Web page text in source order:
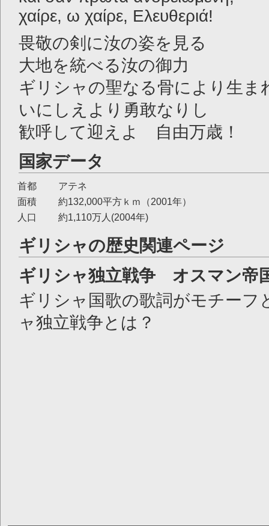
χαίρε, ω χαίρε, Ελευθεριά!
畏敬の剣に汝の姿を見る
大地を統べる汝の御力
ギリシャの聖なる骨により生ま
いにしえより勇敢なりし
歓呼して迎えよ 自由万歳！
国家データ
首都
アテネ
面積
約132,000平方ｋｍ（2001年）
人口
約1,110万人(2004年)
ギリシャの歴史関連ページ
ギリシャ独立戦争 オスマン帝
ギリシャ国歌の歌詞がモチーフ
ャ独立戦争とは？